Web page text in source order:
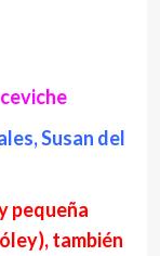
Susan del
pequeña
también